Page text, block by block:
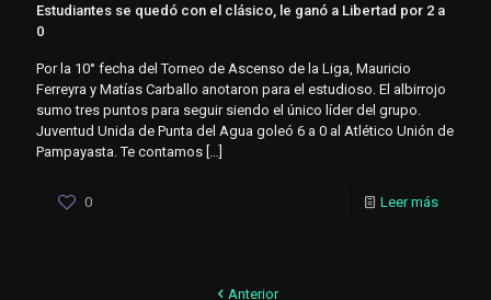
Estudiantes se quedó con el clásico, le ganó a Libertad por 2 a
0
Por la 10° fecha del Torneo de Ascenso de la Liga, Mauricio
Ferreyra y Matías Carballo anotaron para el estudioso. El albirrojo
sumo tres puntos para seguir siendo el único líder del grupo.
Juventud Unida de Punta del Agua goleó 6 a 0 al Atlético Unión de
Pampayasta. Te contamos
0 Leer más
Anterior